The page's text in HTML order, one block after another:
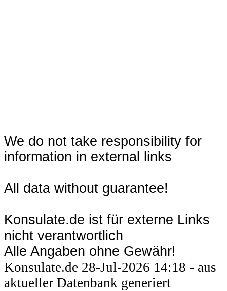
We do not take responsibility for
information in external links
All data without guarantee!
Konsulate.de ist für externe Links
nicht verantwortlich
Alle Angaben ohne Gewähr!
Konsulate.de 28-Jul-2026 14:18 - aus
aktueller Datenbank generiert